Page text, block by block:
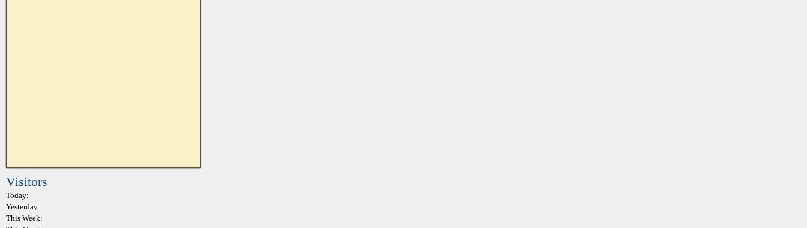
Visitors
Today:
Yesterday:
This Week: